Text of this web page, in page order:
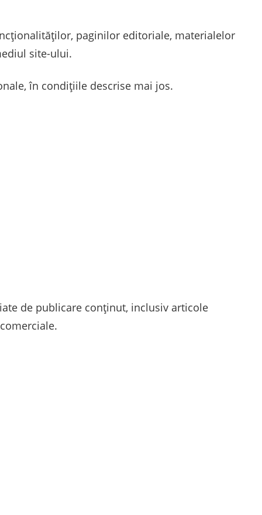
paginilor editoriale, materialelor
site-ului.
în condițiile descrise mai jos.
de publicare conținut, inclusiv articole